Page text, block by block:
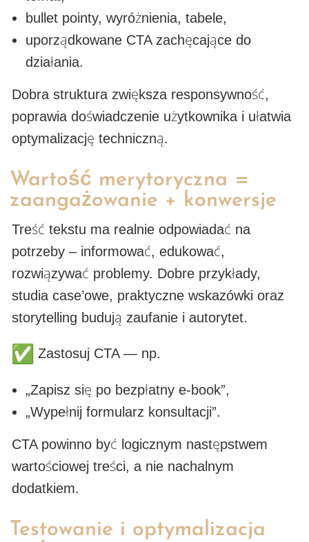
bullet pointy, wyróżnienia, tabele,
uporządkowane CTA zachęcające do
działania.
Dobra struktura zwiększa responsywność,
poprawia doświadczenie użytkownika i ułatwia
optymalizację techniczną.
Wartość merytoryczna =
zaangażowanie + konwersje
Treść tekstu ma realnie odpowiadać na
potrzeby – informować, edukować,
rozwiązywać problemy. Dobre przykłady,
studia case’owe, praktyczne wskazówki oraz
storytelling budują zaufanie i autorytet.
Zastosuj CTA — np.
„Zapisz się po bezpłatny e-book”,
„Wypełnij formularz konsultacji”.
CTA powinno być logicznym następstwem
wartościowej treści, a nie nachalnym
dodatkiem.
Testowanie i optymalizacja